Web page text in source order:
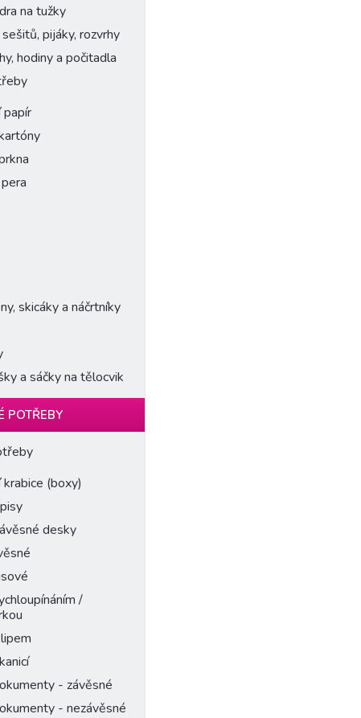
na tužky
pijáky, rozvrhy
hodiny a počitadla
papír
skicáky a náčrtníky
a sáčky na tělocvik
POTŘEBY
krabice (boxy)
desky
/
- závěsné
- nezávěsné